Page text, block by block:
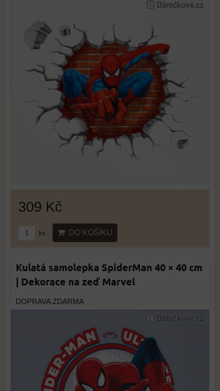
309 Kč
ks DO KOŠÍKU
Kulatá samolepka SpiderMan 40 × 40 cm
| Dekorace na zeď Marvel
DOPRAVA ZDARMA